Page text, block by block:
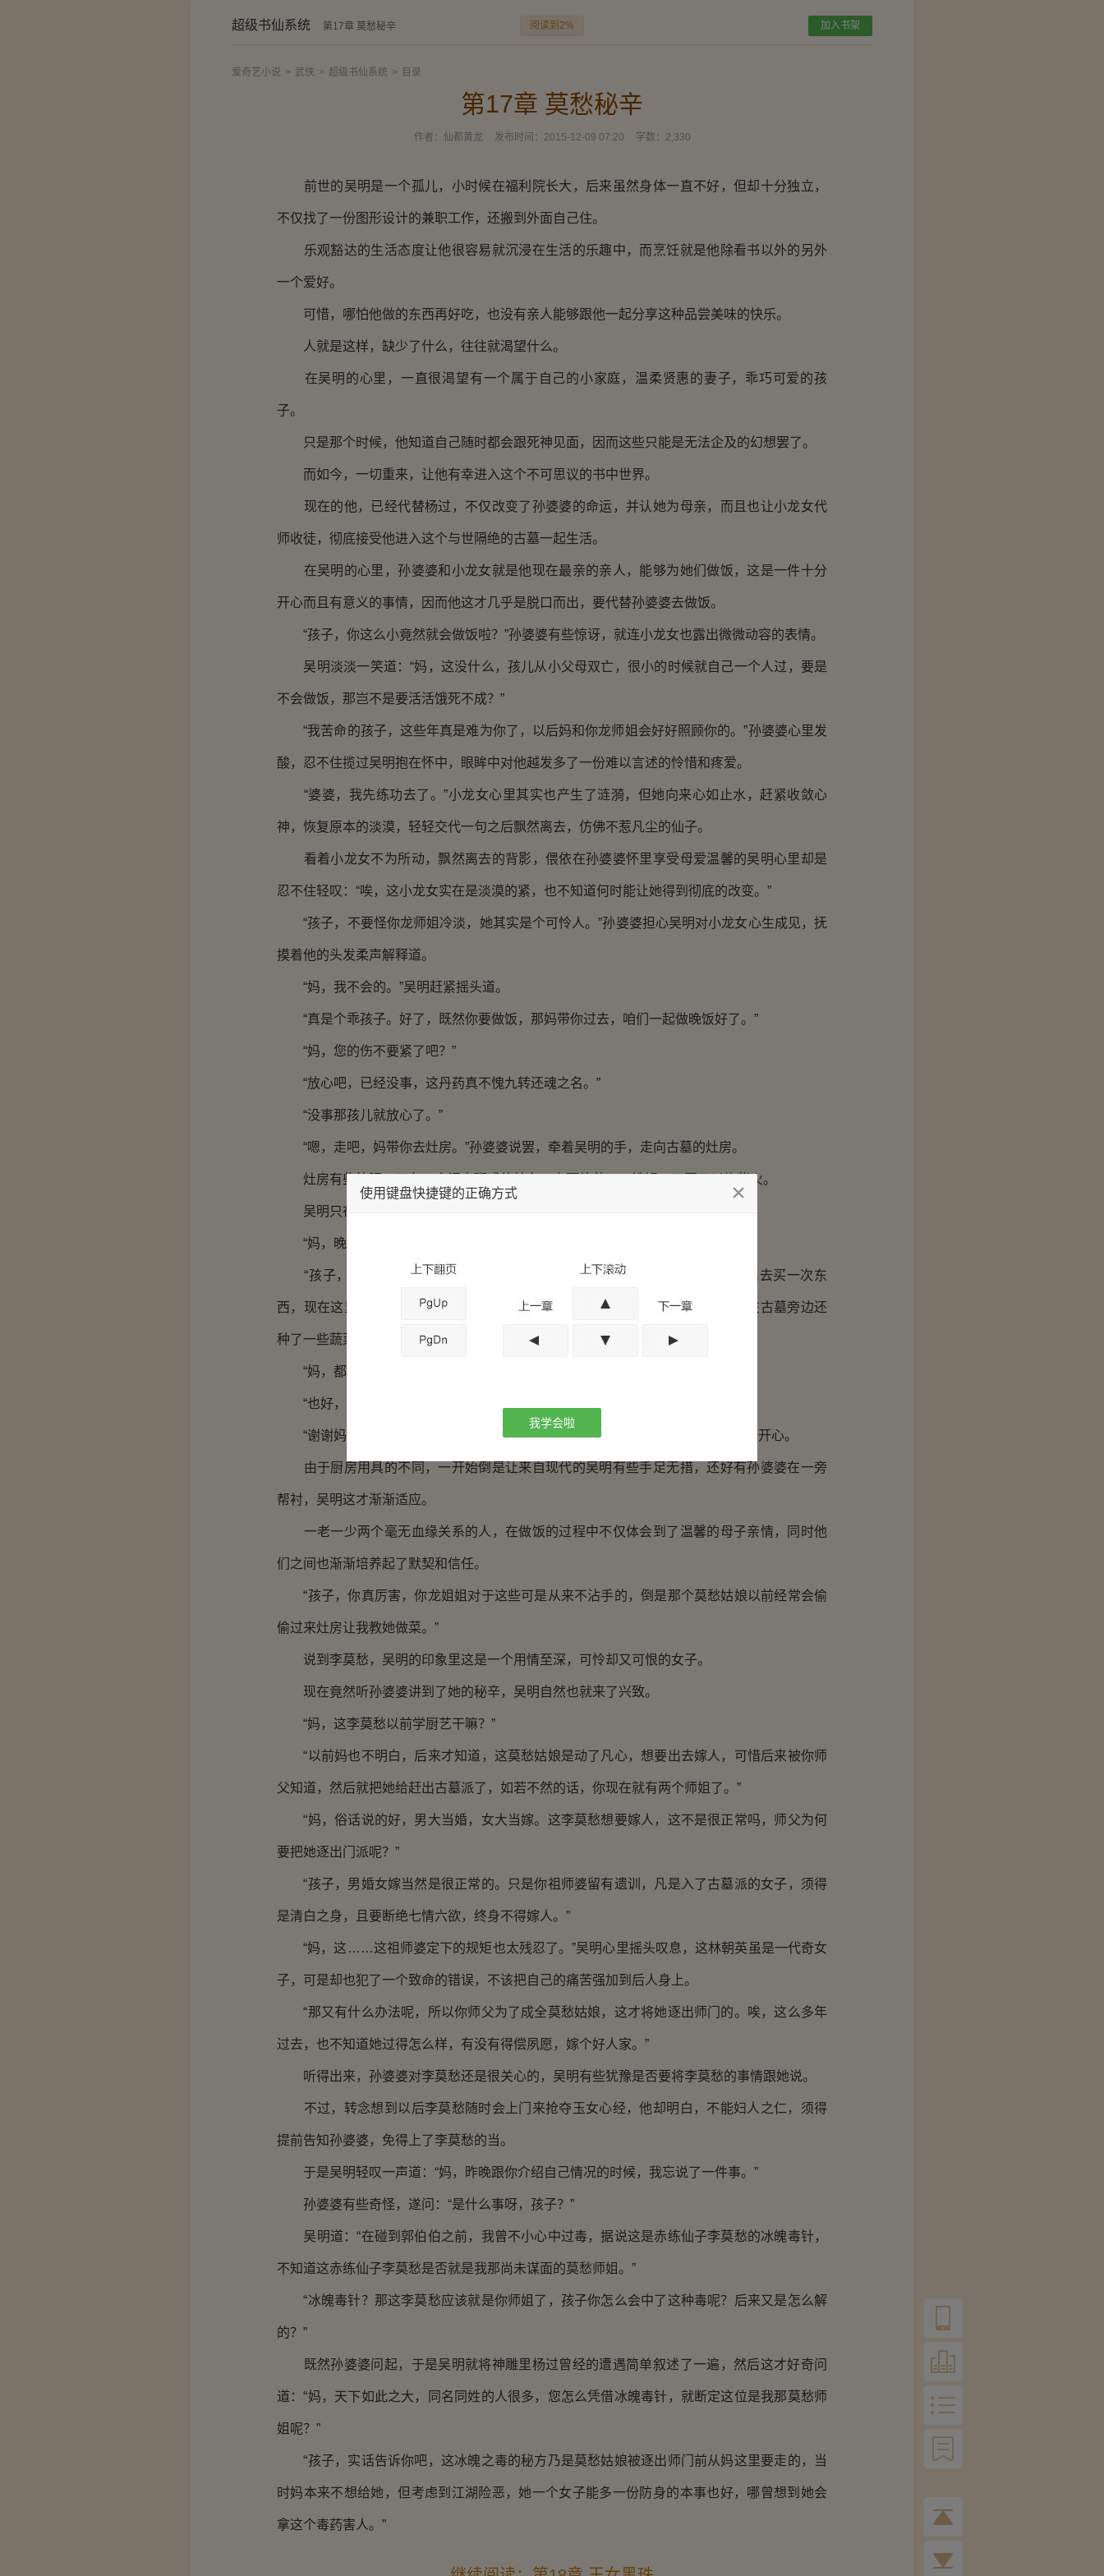
超级书仙系统 第17章 莫愁秘辛 阅读到2% 加入书架
爱奇艺小说 > 武侠 > 超级书仙系统 > 目录
第17章 莫愁秘辛
作者： 仙都黄龙 发布时间： 2015-12-09 07:20 字数： 2,330
前世的吴明是一个孤儿，小时候在福利院长大，后来虽然身体一直不好，但却十分独立，
不仅找了一份图形设计的兼职工作，还搬到外面自己住。
乐观豁达的生活态度让他很容易就沉浸在生活的乐趣中，而烹饪就是他除看书以外的另外
一个爱好。
可惜，哪怕他做的东西再好吃，也没有亲人能够跟他一起分享这种品尝美味的快乐。
人就是这样，缺少了什么，往往就渴望什么。
在吴明的心里，一直很渴望有一个属于自己的小家庭，温柔贤惠的妻子，乖巧可爱的孩
子。
只是那个时候，他知道自己随时都会跟死神见面，因而这些只能是无法企及的幻想罢了。
而如今，一切重来，让他有幸进入这个不可思议的书中世界。
现在的他，已经代替杨过，不仅改变了孙婆婆的命运，并认她为母亲，而且也让小龙女代
师收徒，彻底接受他进入这个与世隔绝的古墓一起生活。
在吴明的心里，孙婆婆和小龙女就是他现在最亲的亲人，能够为她们做饭，这是一件十分
开心而且有意义的事情，因而他这才几乎是脱口而出，要代替孙婆婆去做饭。
“孩子，你这么小竟然就会做饭啦？”孙婆婆有些惊讶，就连小龙女也露出微微动容的表情。
吴明淡淡一笑道：“妈，这没什么，孩儿从小父母双亡，很小的时候就自己一个人过，要是
不会做饭，那岂不是要活活饿死不成？”
“我苦命的孩子，这些年真是难为你了，以后妈和你龙师姐会好好照顾你的。”孙婆婆心里发
酸，忍不住揽过吴明抱在怀中，眼眸中对他越发多了一份难以言述的怜惜和疼爱。
“婆婆，我先练功去了。”小龙女心里其实也产生了涟漪，但她向来心如止水，赶紧收敛心
神，恢复原本的淡漠，轻轻交代一句之后飘然离去，仿佛不惹凡尘的仙子。
看着小龙女不为所动，飘然离去的背影，偎依在孙婆婆怀里享受母爱温馨的吴明心里却是
忍不住轻叹：“唉，这小龙女实在是淡漠的紧，也不知道何时能让她得到彻底的改变。”
“孩子，不要怪你龙师姐冷淡，她其实是个可怜人。”孙婆婆担心吴明对小龙女心生成见，抚
摸着他的头发柔声解释道。
“妈，我不会的。”吴明赶紧摇头道。
“真是个乖孩子。好了，既然你要做饭，那妈带你过去，咱们一起做晚饭好了。”
“妈，您的伤不要紧了吧？”
“放心吧，已经没事，这丹药真不愧九转还魂之名。”
“没事那孩儿就放心了。”
“嗯，走吧，妈带你去灶房。”孙婆婆说罢，牵着吴明的手，走向古墓的灶房。
灶房有些简陋，只有一个泥土砌成的灶台，上面放着一口铁锅，下面可以烧柴火。
吴明只在电视上看到过这种简陋的灶台，心里倒还真有些新奇。
“妈，晚上都有些什么食材？”
“孩子，说来倒是让你见笑，我和你龙姐姐一直住在古墓，常常是几个月才出去买一次东
西，现在这里也就只有一些留存的干货和一些野味腊肉之类的了。哦，对了，妈在古墓旁边还
种了一些蔬菜，我这就出去摘一点回来。”
“妈，都这么晚了，有这些应该也足够，您就别出去了。”
“也好，那就由你来掌厨，妈帮你烧火。”
“谢谢妈，那我们开始吧。”感受到孙婆婆对自己的信任和溺爱，吴明心里特别的开心。
由于厨房用具的不同，一开始倒是让来自现代的吴明有些手足无措，还好有孙婆婆在一旁
帮衬，吴明这才渐渐适应。
一老一少两个毫无血缘关系的人，在做饭的过程中不仅体会到了温馨的母子亲情，同时他
们之间也渐渐培养起了默契和信任。
“孩子，你真厉害，你龙姐姐对于这些可是从来不沾手的，倒是那个莫愁姑娘以前经常会偷
偷过来灶房让我教她做菜。”
说到李莫愁，吴明的印象里这是一个用情至深，可怜却又可恨的女子。
现在竟然听孙婆婆讲到了她的秘辛，吴明自然也就来了兴致。
“妈，这李莫愁以前学厨艺干嘛？”
“以前妈也不明白，后来才知道，这莫愁姑娘是动了凡心，想要出去嫁人，可惜后来被你师
父知道，然后就把她给赶出古墓派了，如若不然的话，你现在就有两个师姐了。”
“妈，俗话说的好，男大当婚，女大当嫁。这李莫愁想要嫁人，这不是很正常吗，师父为何
要把她逐出门派呢？”
“孩子，男婚女嫁当然是很正常的。只是你祖师婆留有遗训，凡是入了古墓派的女子，须得
是清白之身，且要断绝七情六欲，终身不得嫁人。”
“妈，这……这祖师婆定下的规矩也太残忍了。”吴明心里摇头叹息，这林朝英虽是一代奇女
子，可是却也犯了一个致命的错误，不该把自己的痛苦强加到后人身上。
“那又有什么办法呢，所以你师父为了成全莫愁姑娘，这才将她逐出师门的。唉，这么多年
过去，也不知道她过得怎么样，有没有得偿夙愿，嫁个好人家。”
听得出来，孙婆婆对李莫愁还是很关心的，吴明有些犹豫是否要将李莫愁的事情跟她说。
不过，转念想到以后李莫愁随时会上门来抢夺玉女心经，他却明白，不能妇人之仁，须得
提前告知孙婆婆，免得上了李莫愁的当。
于是吴明轻叹一声道：“妈，昨晚跟你介绍自己情况的时候，我忘说了一件事。”
孙婆婆有些奇怪，遂问：“是什么事呀，孩子？”
吴明道：“在碰到郭伯伯之前，我曾不小心中过毒，据说这是赤练仙子李莫愁的冰魄毒针，
不知道这赤练仙子李莫愁是否就是我那尚未谋面的莫愁师姐。”
“冰魄毒针？那这李莫愁应该就是你师姐了，孩子你怎么会中了这种毒呢？后来又是怎么解
的？”
既然孙婆婆问起，于是吴明就将神雕里杨过曾经的遭遇简单叙述了一遍，然后这才好奇问
道：“妈，天下如此之大，同名同姓的人很多，您怎么凭借冰魄毒针，就断定这位是我那莫愁师
姐呢？”
“孩子，实话告诉你吧，这冰魄之毒的秘方乃是莫愁姑娘被逐出师门前从妈这里要走的，当
时妈本来不想给她，但考虑到江湖险恶，她一个女子能多一份防身的本事也好，哪曾想到她会
拿这个毒药害人。”
使用键盘快捷键的正确方式
我学会啦